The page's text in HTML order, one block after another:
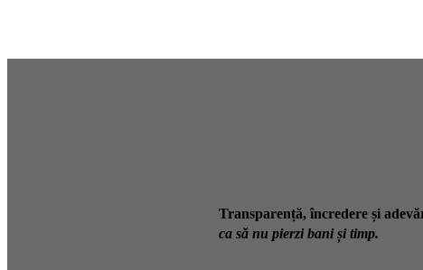
Transparență, încredere și
ca să nu pierzi bani și timp.